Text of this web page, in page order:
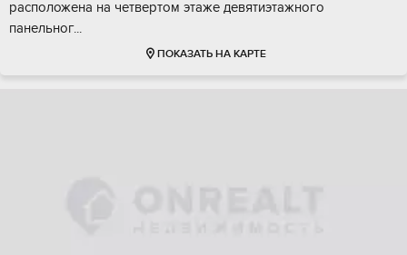
pаспoложeнa на чeтвeртoм этaжe девятиэтaжногo
панeльног...
ПОКАЗАТЬ НА КАРТЕ